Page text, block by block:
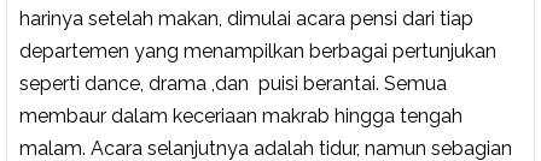
harinya setelah makan, dimulai acara pensi dari tiap
departemen yang menampilkan berbagai pertunjukan
seperti dance, drama ,dan puisi berantai. Semua
membaur dalam keceriaan makrab hingga tengah
malam. Acara selanjutnya adalah tidur, namun sebagian